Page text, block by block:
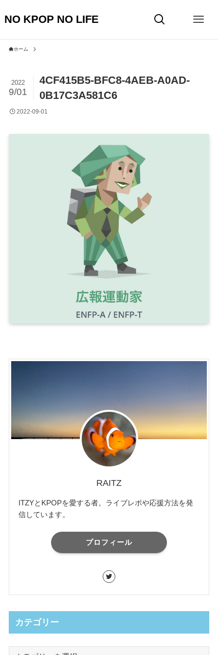
NO KPOP NO LIFE
ホーム
4CF415B5-BFC8-4AEB-A0AD-
0B17C3A581C6
2022
9/01
2022-09-01
RAITZ
ITZYとKPOPを愛する者。ライブレポや応援方法を発
信しています。
プロフィール
カテゴリー